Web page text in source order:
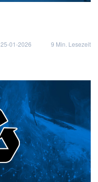
25-01-2026 9 Min. Lesezeit